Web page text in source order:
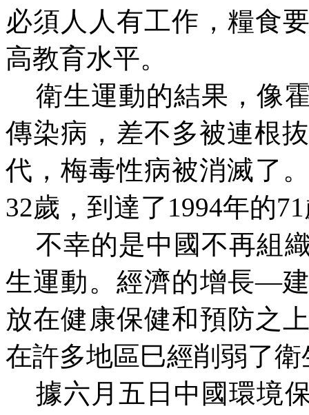
必須人人有工作，糧食
高教育水平。
衛生運動的結果，像
傳染病，差不多被連根
代，梅毒性病被消滅了
32歲，到達了1994年的
不幸的是中國不再組
生運動。經濟的增長—
放在健康保健和預防之
在許多地區巳經削弱了
據六月五日中國環境